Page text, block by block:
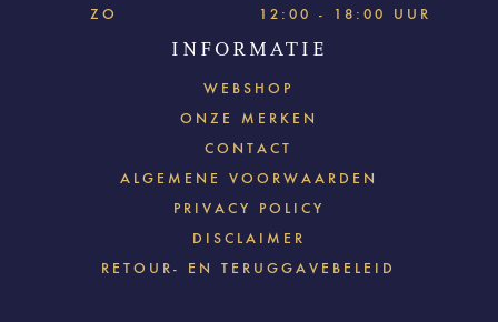
ZO
12:00 - 18:00 UUR
INFORMATIE
WEBSHOP
ONZE MERKEN
CONTACT
ALGEMENE VOORWAARDEN
PRIVACY POLICY
DISCLAIMER
RETOUR- EN TERUGGAVEBELEID